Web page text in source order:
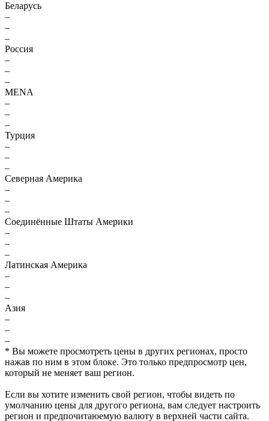
Беларусь
–
–
–
Россия
–
–
–
MENA
–
–
–
Турция
–
–
–
Северная Америка
–
–
–
Соединённые Штаты Америки
–
–
–
Латинская Америка
–
–
–
Азия
–
–
–
* Вы можете просмотреть цены в других регионах, просто
нажав по ним в этом блоке. Это только предпросмотр цен,
который не меняет ваш регион.
Если вы хотите изменить свой регион, чтобы видеть по
умолчанию цены для другого региона, вам следует настроить
регион и предпочитаюемую валюту в верхней части сайта.